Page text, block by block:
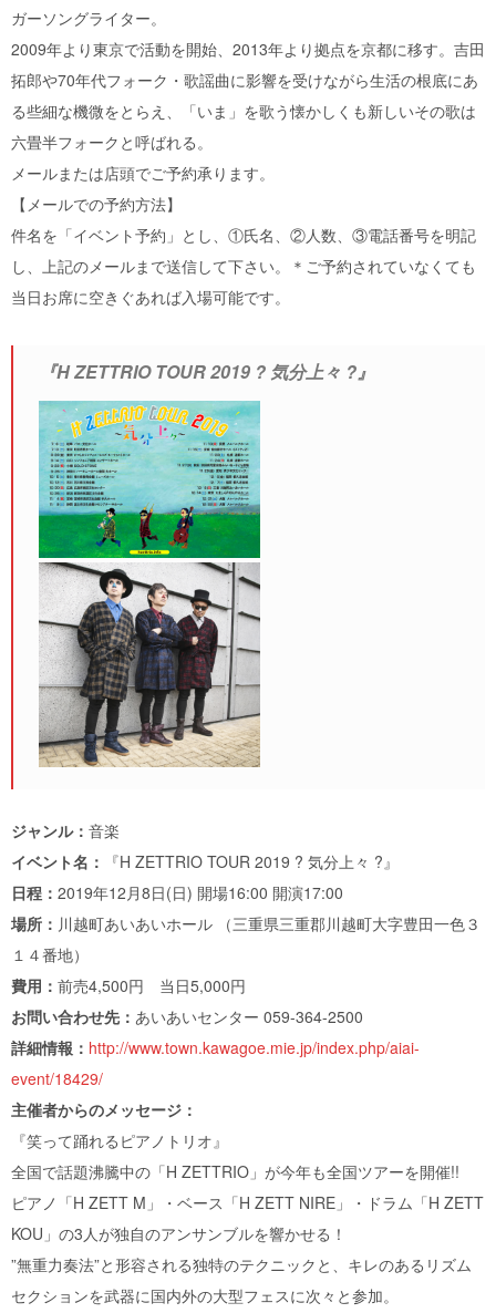
ガーソングライター。
2009年より東京で活動を開始、2013年より拠点を京都に移す。吉田
拓郎や70年代フォーク・歌謡曲に影響を受けながら生活の根底にあ
る些細な機微をとらえ、「いま」を歌う懐かしくも新しいその歌は
六畳半フォークと呼ばれる。
メールまたは店頭でご予約承ります。
【メールでの予約方法】
件名を「イベント予約」とし、①氏名、②人数、③電話番号を明記
し、上記のメールまで送信して下さい。＊ご予約されていなくても
当日お席に空きぐあれば入場可能です。
『H ZETTRIO TOUR 2019 ? 気分上々 ?』
ジャンル： 音楽
イベント名：
『H ZETTRIO TOUR 2019 ? 気分上々 ?』
日程： 2019年12月8日(日) 開場16:00 開演17:00
場所： 川越町あいあいホール （三重県三重郡川越町大字豊田一色３
１４番地）
費用： 前売4,500円 当日5,000円
お問い合わせ先： あいあいセンター 059-364-2500
詳細情報： http://www.town.kawagoe.mie.jp/index.php/aiai-
event/18429/
主催者からのメッセージ：
『笑って踊れるピアノトリオ』
全国で話題沸騰中の「H ZETTRIO」が今年も全国ツアーを開催!!
ピアノ「H ZETT M」・ベース「H ZETT NIRE」・ドラム「H ZETT
KOU」の3人が独自のアンサンブルを響かせる！
”無重力奏法”と形容される独特のテクニックと、キレのあるリズム
セクションを武器に国内外の大型フェスに次々と参加。